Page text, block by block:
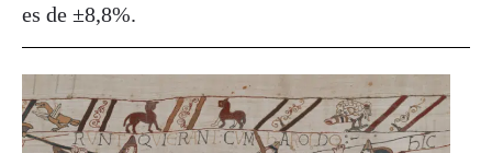
es de ±8,8%.